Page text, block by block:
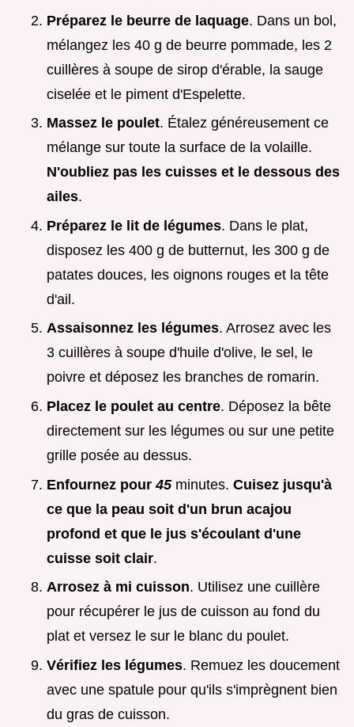
Préparez le beurre de laquage. Dans un bol,
mélangez les 40 g de beurre pommade, les 2
cuillères à soupe de sirop d'érable, la sauge
ciselée et le piment d'Espelette.
Massez le poulet. Étalez généreusement ce
mélange sur toute la surface de la volaille.
N'oubliez pas les cuisses et le dessous des
ailes.
Préparez le lit de légumes. Dans le plat,
disposez les 400 g de butternut, les 300 g de
patates douces, les oignons rouges et la tête
d'ail.
Assaisonnez les légumes. Arrosez avec les
3 cuillères à soupe d'huile d'olive, le sel, le
poivre et déposez les branches de romarin.
Placez le poulet au centre. Déposez la bête
directement sur les légumes ou sur une petite
grille posée au dessus.
Enfournez pour45minutes. Cuisez jusqu'à
ce que la peau soit d'un brun acajou
profond et que le jus s'écoulant d'une
cuisse soit clair.
Arrosez à mi cuisson. Utilisez une cuillère
pour récupérer le jus de cuisson au fond du
plat et versez le sur le blanc du poulet.
Vérifiez les légumes. Remuez les doucement
avec une spatule pour qu'ils s'imprègnent bien
du gras de cuisson.